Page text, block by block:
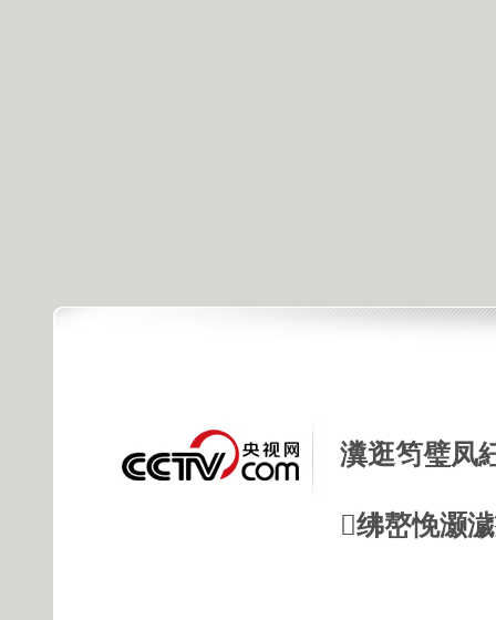
瀵逛笉璧凤
绋嶅悗灏